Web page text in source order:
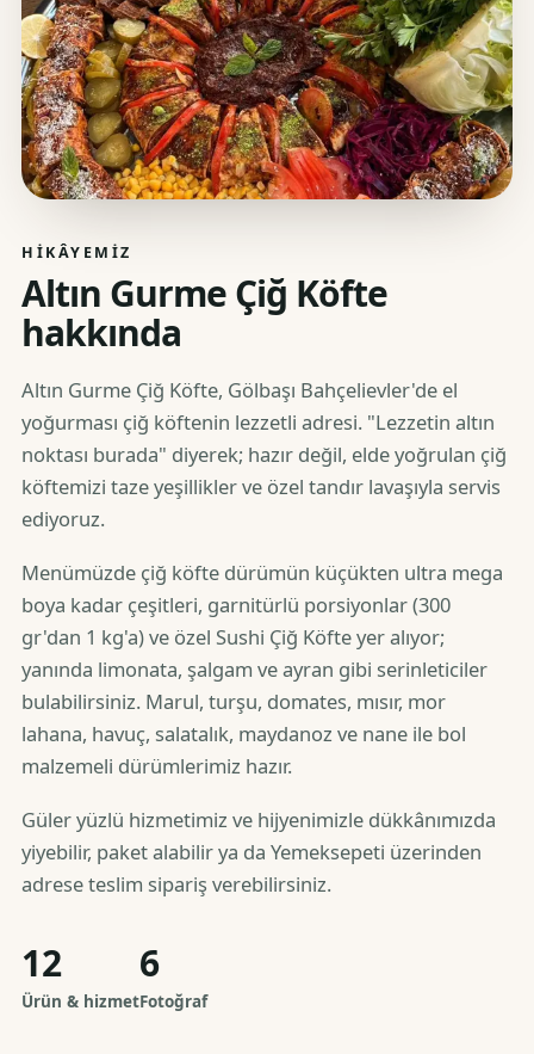
HIKÂYEMIZ
Altın Gurme Çiğ Köfte
hakkında
Altın Gurme Çiğ Köfte, Gölbaşı Bahçelievler'de el
yoğurması çiğ köftenin lezzetli adresi. "Lezzetin altın
noktası burada" diyerek; hazır değil, elde yoğrulan çiğ
köftemizi taze yeşillikler ve özel tandır lavaşıyla servis
ediyoruz.
Menümüzde çiğ köfte dürümün küçükten ultra mega
boya kadar çeşitleri, garnitürlü porsiyonlar (300
gr'dan 1 kg'a) ve özel Sushi Çiğ Köfte yer alıyor;
yanında limonata, şalgam ve ayran gibi serinleticiler
bulabilirsiniz. Marul, turşu, domates, mısır, mor
lahana, havuç, salatalık, maydanoz ve nane ile bol
malzemeli dürümlerimiz hazır.
Güler yüzlü hizmetimiz ve hijyenimizle dükkânımızda
yiyebilir, paket alabilir ya da Yemeksepeti üzerinden
adrese teslim sipariş verebilirsiniz.
12
Ürün & hizmet
6
Fotoğraf